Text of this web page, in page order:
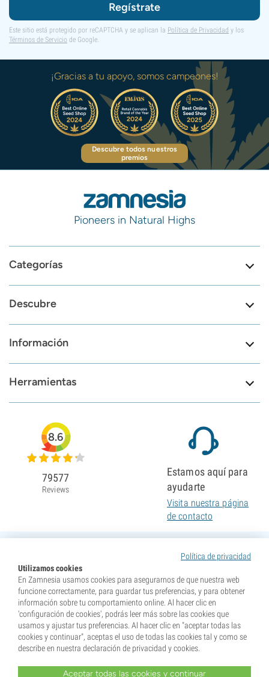
Regístrate
Este sitio está protegido por reCAPTCHA y se aplican la Política de Privacidad y los
Términos de Servicio de Google.
¡Gracias a tu apoyo, somos campeones!
Descubre todos nuestros
premios
Pioneers in Natural Highs
Categorías
Descubre
Información
Herramientas
Política de privacidad
Utilizamos cookies
En Zamnesia usamos cookies para asegurarnos de que nuestra web
funcione correctamente, para guardar tus preferencias, y para obtener
información sobre tu comportamiento online. Al hacer clic en
'configuración de cookies', podrás leer más sobre las cookies que
usamos y ajustar tus preferencias. Al hacer clic en "aceptar todas las
cookies y continuar", aceptas el uso de todas las cookies tal y como se
describe en nuestra declaración de privacidad y cookies.
Aceptar todas las cookies y continuar
8.6
79577
Reviews
Estamos aquí para
ayudarte
Visita nuestra página
de contacto